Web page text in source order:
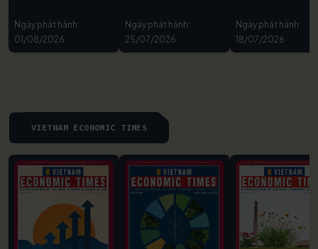
Ngày phát hành:
01/08/2026
Ngày phát hành:
25/07/2026
Ngày phát hành:
18/07/2026
VIETNAM ECONOMIC TIMES